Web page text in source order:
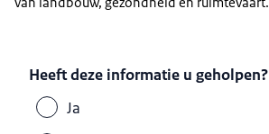
Heeft deze informatie u geholpen?
Ja